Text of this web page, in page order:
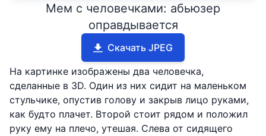
Мем с человечками: абьюзер
оправдывается
Скачать JPEG
На картинке изображены два человечка,
сделанные в 3D. Один из них сидит на маленьком
стульчике, опустив голову и закрыв лицо руками,
как будто плачет. Второй стоит рядом и положил
руку ему на плечо, утешая. Слева от сидящего